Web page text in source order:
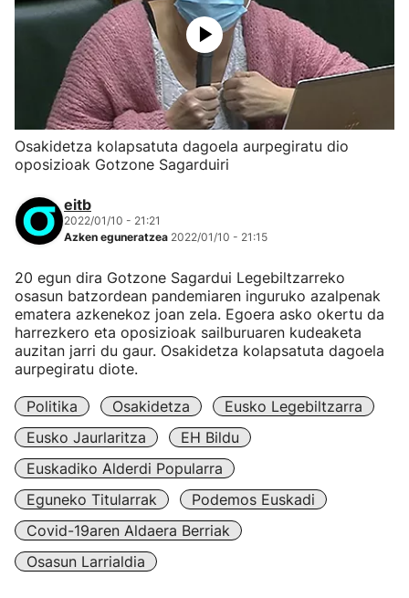
Osakidetza kolapsatuta dagoela aurpegiratu dio
oposizioak Gotzone Sagarduiri
eitb
2022/01/10 - 21:21
Azken eguneratzea 2022/01/10 - 21:15
20 egun dira Gotzone Sagardui Legebiltzarreko
osasun batzordean pandemiaren inguruko azalpenak
ematera azkenekoz joan zela. Egoera asko okertu da
harrezkero eta oposizioak sailburuaren kudeaketa
auzitan jarri du gaur. Osakidetza kolapsatuta dagoela
aurpegiratu diote.
Politika Osakidetza
Eusko Legebiltzarra
Eusko Jaurlaritza
EH Bildu
Euskadiko Alderdi Popularra
Eguneko Titularrak
Podemos Euskadi
Covid-19aren Aldaera Berriak
Osasun Larrialdia